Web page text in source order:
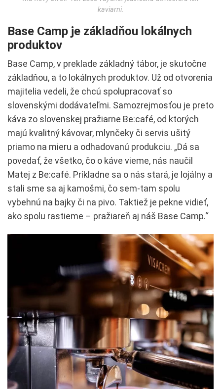
kaviarni.
Base Camp je základňou lokálnych
produktov
Base Camp, v preklade základný tábor, je skutočne
základňou, a to lokálnych produktov. Už od otvorenia
majitelia vedeli, že chcú spolupracovať so
slovenskými dodávateľmi. Samozrejmosťou je preto
káva zo slovenskej pražiarne Be:café, od ktorých
majú kvalitný kávovar, mlynčeky či servis ušitý
priamo na mieru a odhadovanú produkciu. „Dá sa
povedať, že všetko, čo o káve vieme, nás naučil
Matej z Be:café. Príkladne sa o nás stará, je lojálny a
stali sme sa aj kamošmi, čo sem-tam spolu
vybehnú na bajky či na pivo. Taktiež je pekne vidieť,
ako spolu rastieme – pražiareň aj náš Base Camp.“